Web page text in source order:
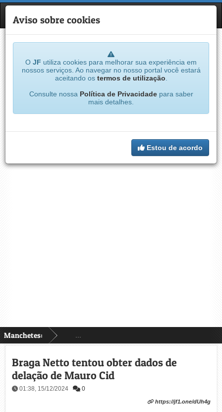
JF
Manchetes:
Aviso sobre cookies
O JF utiliza cookies para melhorar sua experiência em
nossos serviços. Ao navegar no nosso portal você estará
aceitando os termos de utilização
Consulte nossa Política de Privacidadepara saber
mais detalhes.
Estou de acordo
Braga Netto tentou obter dados de
delação de Mauro Cid
01:38, 15/12/2024 0
https://jf1.one/dUh4g